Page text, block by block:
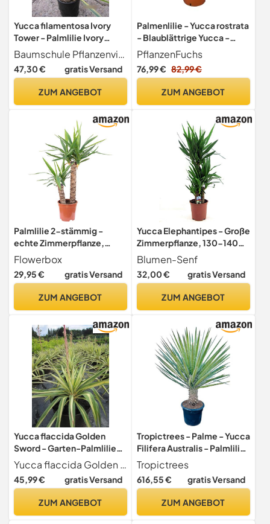
Yucca filamentosa Ivory
Tower - Palmlilie Ivory
Tower - 40-60cm
Baumschule Pflanzenvielfalt
47,30 € gratis Versand
ZUM ANGEBOT
Palmenlilie - Yucca rostrata
- Blaublättrige Yucca -
Gesamthöhe 50-70 cm -
Topf Ø 26cm [7886]
PflanzenFuchs
76,99 € 82,99 €
ZUM ANGEBOT
Palmlilie 2-stämmig -
echte Zimmerpflanze,
Yucca Elephantipes Palme
45/20 - Höhe ca. 80 cm,
Topf-Ø 17 cm
Flowerbox
29,95 € gratis Versand
ZUM ANGEBOT
Yucca Elephantipes - Große
Zimmerpflanze, 130-140
cm Hoch, Ideal für
Innenräume, Pflegeleicht &
Dekorativ
Blumen-Senf
32,00 € gratis Versand
ZUM ANGEBOT
Yucca flaccida Golden
Sword - Garten-Palmlilie
Golden Sword - 40-60cm Yucca flaccida Golden Sword guenstig online bestellen. Garten-Palmlilie Golden Sword online aus der Baumschule kaufen
45,99 € gratis Versand
ZUM ANGEBOT
Tropictrees - Palme - Yucca
Filifera Australis - Palmlilie
- Winterhart - A+ - 200cm
Tropictrees
616,55 € gratis Versand
ZUM ANGEBOT